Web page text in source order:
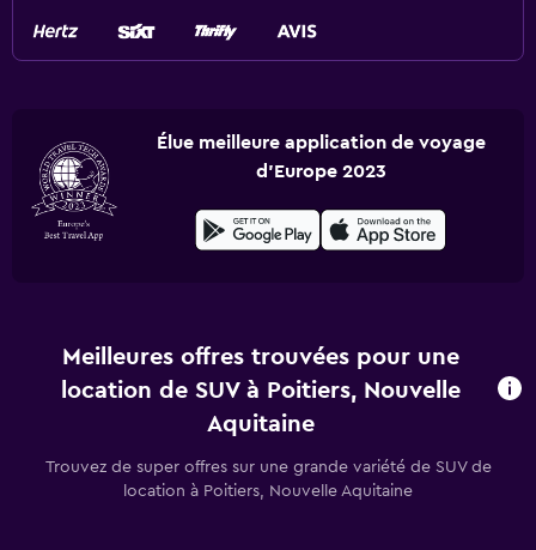
Élue meilleure application de voyage
d'Europe 2023
Meilleures offres trouvées pour une
location de SUV à Poitiers, Nouvelle
Aquitaine
Trouvez de super offres sur une grande variété de SUV de
location à Poitiers, Nouvelle Aquitaine